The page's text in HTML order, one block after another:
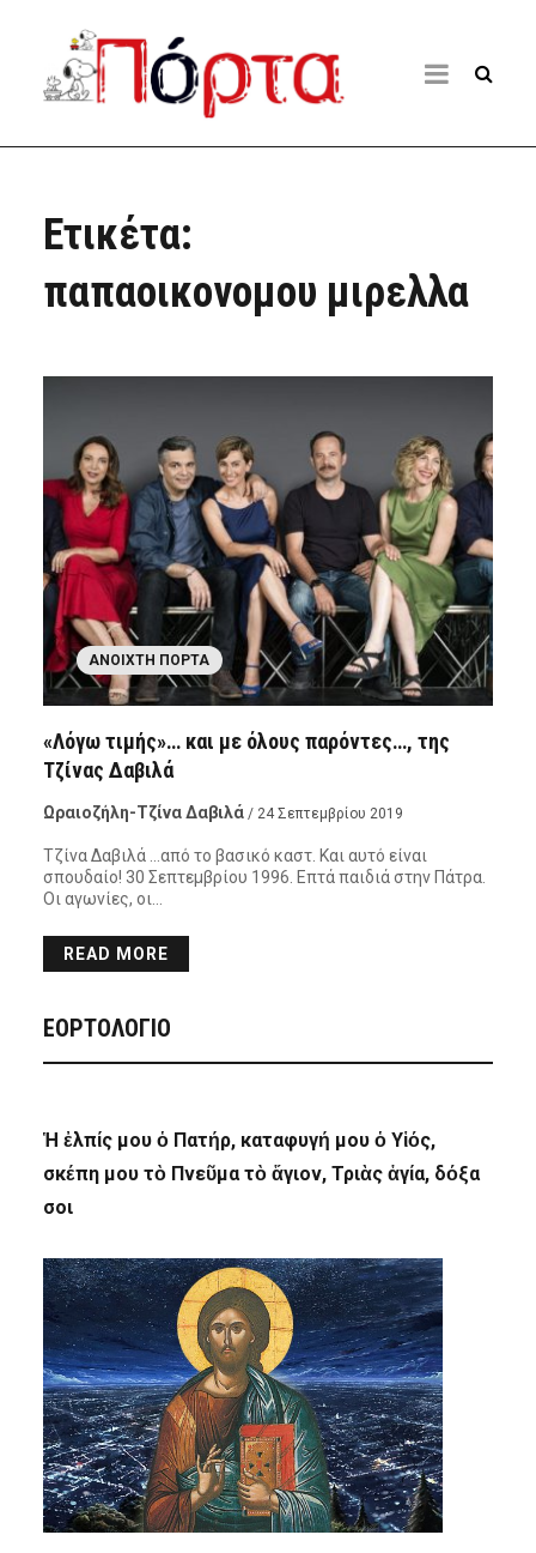
Ετικέτα:
παπαοικονομου μιρελλα
ΑΝΟΙΧΤΉ ΠΌΡΤΑ
«Λόγω τιμής»… και με όλους παρόντες…, της
Τζίνας Δαβιλά
Ωραιοζήλη-Τζίνα Δαβιλά / 24 Σεπτεμβρίου 2019
Τζίνα Δαβιλά …από το βασικό καστ. Και αυτό είναι
σπουδαίο! 30 Σεπτεμβρίου 1996. Επτά παιδιά στην Πάτρα.
Οι αγωνίες, οι…
READ MORE
ΕΟΡΤΟΛΟΓΙΟ
Ἡ ἐλπίς μου ὁ Πατήρ, καταφυγή μου ὁ Υἱός,
σκέπη μου τὸ Πνεῦμα τὸ ἅγιον, Τριὰς ἁγία, δόξα
σοι